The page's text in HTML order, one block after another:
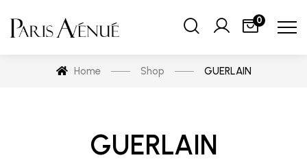
0
Home Shop GUERLAIN
GUERLAIN